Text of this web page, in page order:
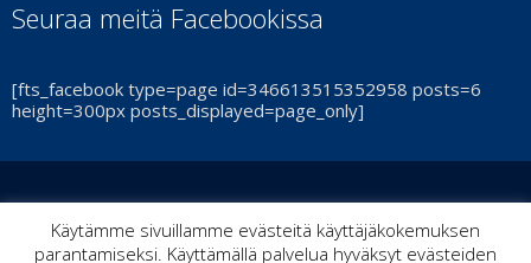
Seuraa meitä Facebookissa
[fts_facebook type=page id=346613515352958 posts=6
height=300px posts_displayed=page_only]
© Turun Cheerleadingseura Smash Ry 2021 | ByItPoint
Käytämme sivuillamme evästeitä käyttäjäkokemuksen
parantamiseksi. Käyttämällä palvelua hyväksyt evästeiden